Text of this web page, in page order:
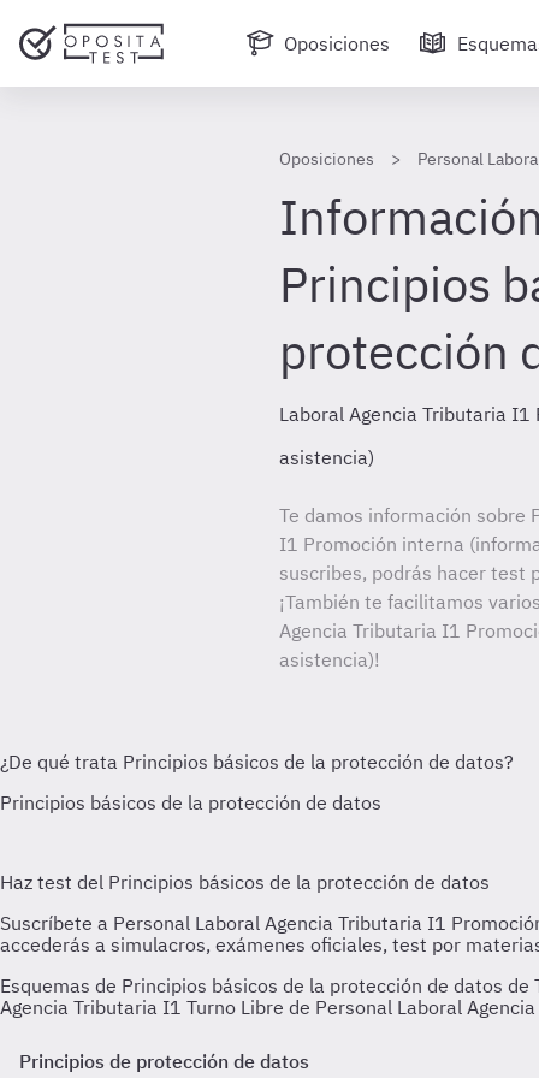
Oposiciones
Oposiciones Personal
Principios
protección
Laboral Agencia Tributaria
asistencia)
Te damos información sobre
I1 Promoción interna
suscribes, podrás hacer test
¡También te facilitamos
Agencia Tributaria I1
asistencia)!
Esquemas de Principios básicos de la protección de datos
Agencia Tributaria I1 Turno Libre de Personal Laboral
Principios de protección de datos